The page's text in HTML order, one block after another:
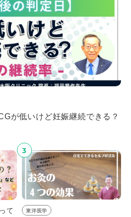
が低いけど妊娠継続できる？
て
3
東洋医学